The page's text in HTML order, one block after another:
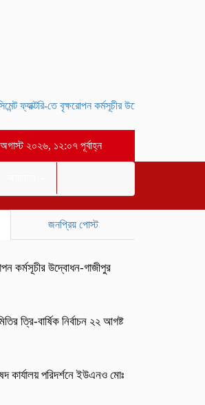
ফ্যাক্টরি-তে বৃক্ষরোপন কর্মসূচীর উদ্বোধন-গাজীপুর সংবাদ
অনুষ্ঠিত।-গাজীপুর সংবাদ
২০২৬, ১২:০৭ পূর্বাহ্ন
জনপ্রিয় পোস্ট
কর্মসূচীর উদ্বোধন-গাজীপুর
ত্রি-বার্ষিক নির্বাচন ২২ আগষ্ট
কার্যালয় পরিদর্শনে ইউএনও মোঃ